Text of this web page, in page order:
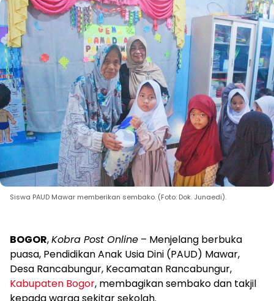
Siswa PAUD Mawar memberikan sembako. (Foto: Dok. Junaedi).
BOGOR,Kobra Post Online – Menjelang berbuka
puasa, Pendidikan Anak Usia Dini (PAUD) Mawar,
Desa Rancabungur, Kecamatan Rancabungur,
Kabupaten Bogor, membagikan sembako dan takjil